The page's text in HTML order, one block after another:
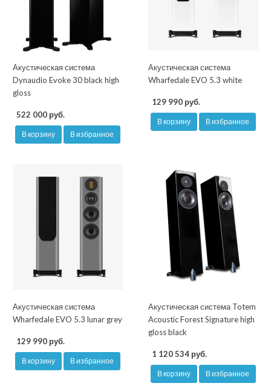
Акустическая система
Dynaudio Evoke 30 black high
gloss
522 000 руб.
В корзину В избранное
Акустическая система
Wharfedale EVO 5.3 white
129 990 руб.
В корзину В избранное
Акустическая система
Wharfedale EVO 5.3 lunar grey
129 990 руб.
В корзину В избранное
Акустическая система Totem
Acoustic Forest Signature high
gloss black
1 120 534 руб.
В корзину В избранное